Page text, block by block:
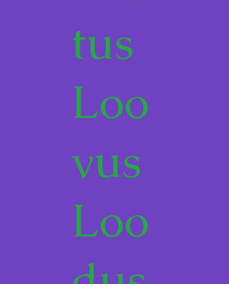
tus
Loo
vus
Loo